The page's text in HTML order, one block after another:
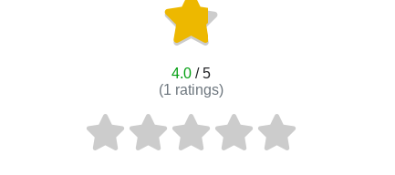
4.0/ 5
(1 ratings)